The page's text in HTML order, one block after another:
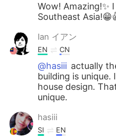
Wow! Amazing!✨
Southeast
Ian イアン
EN CN
@hasiii actually
building is
house design.
unique.
hasiii
SI EN